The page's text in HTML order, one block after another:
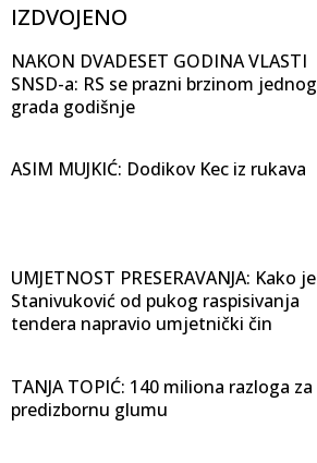
IZDVOJENO
NAKON DVADESET GODINA VLASTI
SNSD-a: RS se prazni brzinom jednog
grada godišnje
ASIM MUJKIĆ: Dodikov Kec iz rukava
UMJETNOST PRESERAVANJA: Kako je
Stanivuković od pukog raspisivanja
tendera napravio umjetnički čin
TANJA TOPIĆ: 140 miliona razloga za
predizbornu glumu